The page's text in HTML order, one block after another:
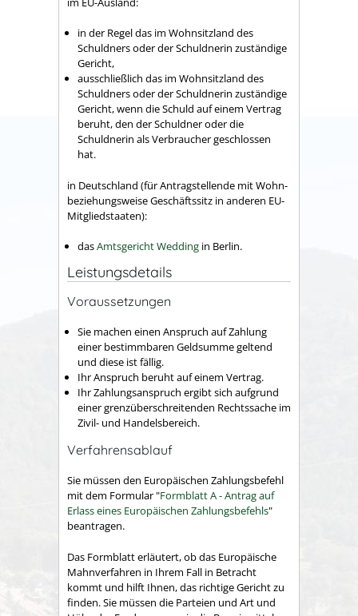
in der Regel das im Wohnsitzland des
Schuldners oder der Schuldnerin zuständige
Gericht,
ausschließlich das im Wohnsitzland des
Schuldners oder der Schuldnerin zuständige
Gericht, wenn die Schuld auf einem Vertrag
beruht, den der Schuldner oder die
Schuldnerin als Verbraucher geschlossen
hat.
in Deutschland (für Antragstellende mit Wohn-
beziehungsweise Geschäftssitz in anderen EU-
Mitgliedstaaten):
dasAmtsgericht Wedding in Berlin.
Leistungsdetails
Voraussetzungen
Sie machen einen Anspruch auf Zahlung
einer bestimmbaren Geldsumme geltend
und diese ist fällig.
Ihr Anspruch beruht auf einem Vertrag.
Ihr Zahlungsanspruch ergibt sich aufgrund
einer grenzüberschreitenden Rechtssache im
Zivil- und Handelsbereich.
Verfahrensablauf
Sie müssen den Europäischen Zahlungsbefehl
mit dem Formular "Formblatt A - Antrag auf
Erlass eines Europäischen Zahlungsbefehls"
beantragen.
Das Formblatt erläutert, ob das Europäische
Mahnverfahren in Ihrem Fall in Betracht
kommt und hilft Ihnen, das richtige Gericht zu
finden. Sie müssen die Parteien und Art und